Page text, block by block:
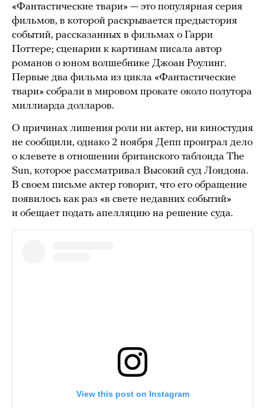
«Фантастические твари» — это популярная серия
фильмов, в которой раскрывается предыстория
событий, рассказанных в фильмах о Гарри
Поттере; сценарии к картинам писала автор
романов о юном волшебнике Джоан Роулинг.
Первые два фильма из цикла «Фантастические
твари» собрали в мировом прокате около полутора
миллиарда долларов.
О причинах лишения роли ни актер, ни киностудия
не сообщили, однако 2 ноября Депп проиграл дело
о клевете в отношении британского таблоида The
Sun, которое рассматривал Высокий суд Лондона.
В своем письме актер говорит, что его обращение
появилось как раз «в свете недавних событий»
и обещает подать апелляцию на решение суда.